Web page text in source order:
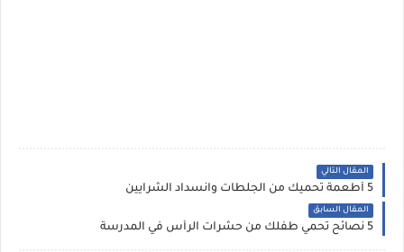
المقال التالي
5 أطعمة تحميك من الجلطات وانسداد الشرايين
المقال السابق
5 نصائح تحمي طفلك من حشرات الرأس في المدرسة